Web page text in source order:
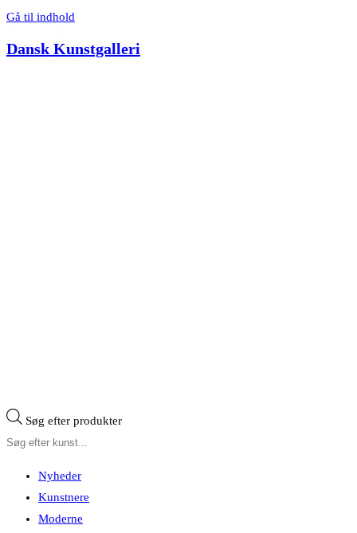
Gå til indhold
Dansk Kunstgalleri
Søg efter produkter
Nyheder
Kunstnere
Moderne